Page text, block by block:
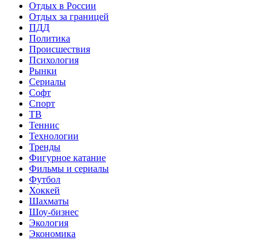
Отдых в России
Отдых за границей
ПДД
Политика
Происшествия
Психология
Рынки
Сериалы
Софт
Спорт
ТВ
Теннис
Технологии
Тренды
Фигурное катание
Фильмы и сериалы
Футбол
Хоккей
Шахматы
Шоу-бизнес
Экология
Экономика